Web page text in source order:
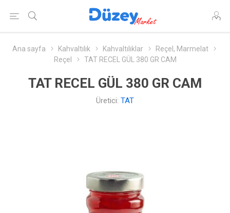
Ana sayfa Kahvaltılık Kahvaltılıklar
Reçel, Marmelat
Reçel
TAT RECEL GÜL 380 GR CAM
TAT RECEL GÜL 380 GR CAM
Üretici: TAT